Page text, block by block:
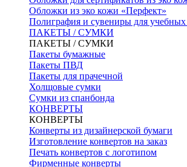
Обложки из эко кожи «Перфект»
Полиграфия и сувениры для учебных
ПАКЕТЫ / СУМКИ
ПАКЕТЫ / СУМКИ
Пакеты бумажные
Пакеты ПВД
Пакеты для прачечной
Холщовые сумки
Сумки из спанбонда
КОНВЕРТЫ
КОНВЕРТЫ
Конверты из дизайнерской бумаги
Изготовление конвертов на заказ
Печать конвертов с логотипом
Фирменные конверты